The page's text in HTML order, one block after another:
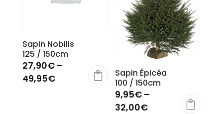
Sapin Nobilis
125 / 150cm
27,90€–
49,95€
Sapin Épicéa
100 / 150cm
9,95€ –
32,00€